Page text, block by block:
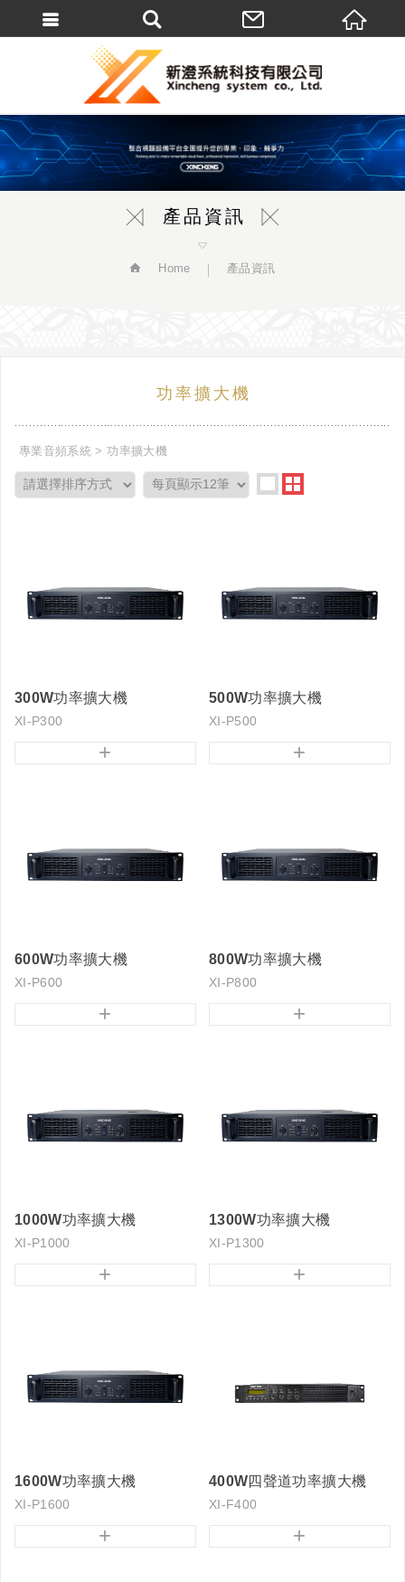
產品資訊
Home 產品資訊
功率擴大機
專業音頻系統 功率擴大機
300W功率擴大機
XI-P300
+
500W功率擴大機
XI-P500
+
600W功率擴大機
XI-P600
+
800W功率擴大機
XI-P800
+
1000W功率擴大機
XI-P1000
+
1300W功率擴大機
XI-P1300
+
1600W功率擴大機
XI-P1600
+
400W四聲道功率擴大機
XI-F400
+